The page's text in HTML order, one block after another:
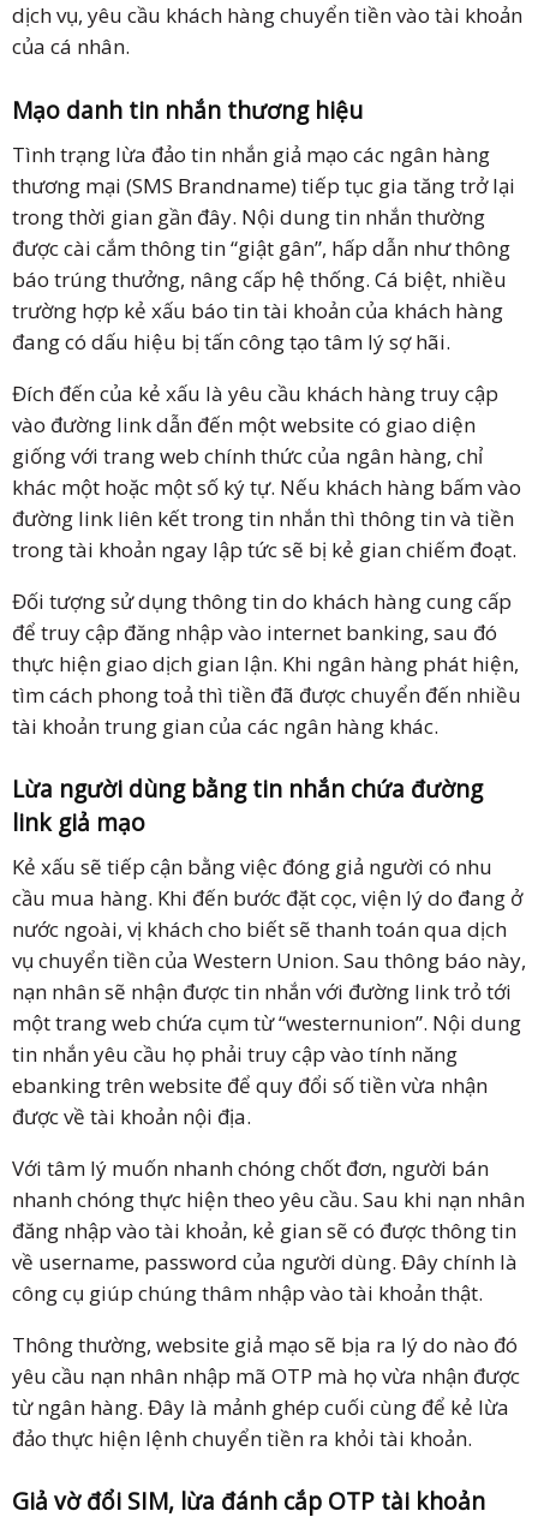
dịch vụ, yêu cầu khách hàng chuyển tiền vào tài khoản
của cá nhân.
Mạo danh tin nhắn thương hiệu
Tình trạng lừa đảo tin nhắn giả mạo các ngân hàng
thương mại (SMS Brandname) tiếp tục gia tăng trở lại
trong thời gian gần đây. Nội dung tin nhắn thường
được cài cắm thông tin “giật gân”, hấp dẫn như thông
báo trúng thưởng, nâng cấp hệ thống. Cá biệt, nhiều
trường hợp kẻ xấu báo tin tài khoản của khách hàng
đang có dấu hiệu bị tấn công tạo tâm lý sợ hãi.
Đích đến của kẻ xấu là yêu cầu khách hàng truy cập
vào đường link dẫn đến một website có giao diện
giống với trang web chính thức của ngân hàng, chỉ
khác một hoặc một số ký tự. Nếu khách hàng bấm vào
đường link liên kết trong tin nhắn thì thông tin và tiền
trong tài khoản ngay lập tức sẽ bị kẻ gian chiếm đoạt.
Đối tượng sử dụng thông tin do khách hàng cung cấp
để truy cập đăng nhập vào internet banking, sau đó
thực hiện giao dịch gian lận. Khi ngân hàng phát hiện,
tìm cách phong toả thì tiền đã được chuyển đến nhiều
tài khoản trung gian của các ngân hàng khác.
Lừa người dùng bằng tin nhắn chứa đường
link giả mạo
Kẻ xấu sẽ tiếp cận bằng việc đóng giả người có nhu
cầu mua hàng. Khi đến bước đặt cọc, viện lý do đang ở
nước ngoài, vị khách cho biết sẽ thanh toán qua dịch
vụ chuyển tiền của Western Union. Sau thông báo này,
nạn nhân sẽ nhận được tin nhắn với đường link trỏ tới
một trang web chứa cụm từ “westernunion”. Nội dung
tin nhắn yêu cầu họ phải truy cập vào tính năng
ebanking trên website để quy đổi số tiền vừa nhận
được về tài khoản nội địa.
Với tâm lý muốn nhanh chóng chốt đơn, người bán
nhanh chóng thực hiện theo yêu cầu. Sau khi nạn nhân
đăng nhập vào tài khoản, kẻ gian sẽ có được thông tin
về username, password của người dùng. Đây chính là
công cụ giúp chúng thâm nhập vào tài khoản thật.
Thông thường, website giả mạo sẽ bịa ra lý do nào đó
yêu cầu nạn nhân nhập mã OTP mà họ vừa nhận được
từ ngân hàng. Đây là mảnh ghép cuối cùng để kẻ lừa
đảo thực hiện lệnh chuyển tiền ra khỏi tài khoản.
Giả vờ đổi SIM, lừa đánh cắp OTP tài khoản